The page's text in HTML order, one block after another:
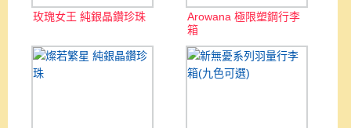
玫瑰女王 純銀晶鑽珍珠
Arowana 極限塑鋼行李
箱